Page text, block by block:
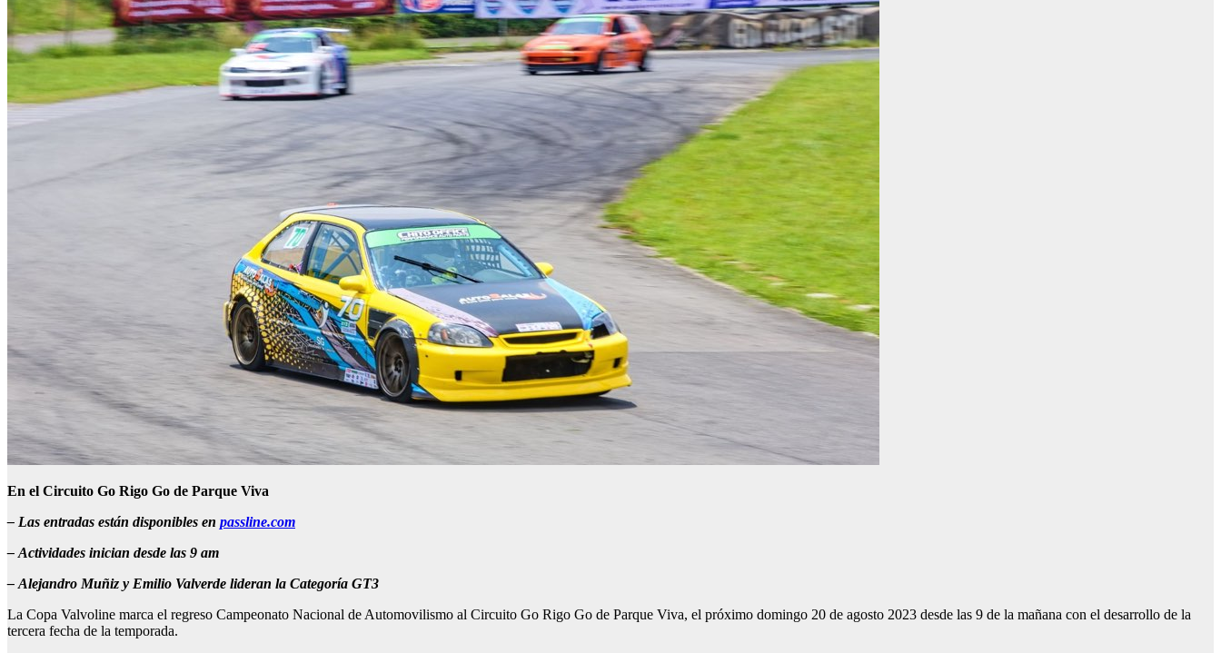
En el Circuito Go Rigo Go de Parque Viva
– Las entradas están disponibles en passline.com
–Actividades inician desde las 9 am
–Alejandro Muñiz y Emilio Valverde lideran la Categoría GT3
La Copa Valvoline marca el regreso Campeonato Nacional de Automovilismo al Circuito Go Rigo Go de Parque Viva, el próximo domingo 20 de agosto 2023 desde las 9 de la mañana con el desarrollo de la
tercera fecha de la temporada.